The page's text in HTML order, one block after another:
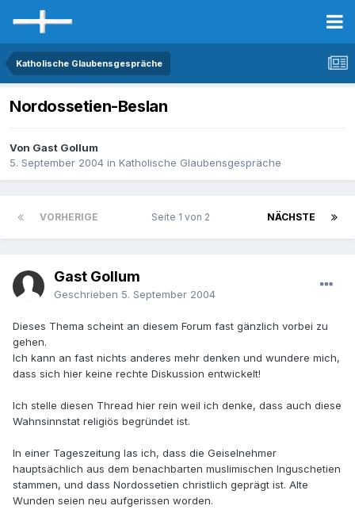
Katholische Glaubensgespräche
Nordossetien-Beslan
Von Gast Gollum
5. September 2004 in Katholische Glaubensgespräche
VORHERIGE NÄCHSTE
Seite 1 von 2
Gast Gollum
Geschrieben 5. September 2004
Dieses Thema scheint an diesem Forum fast gänzlich vorbei zu
gehen.
Ich kann an fast nichts anderes mehr denken und wundere mich,
dass sich hier keine rechte Diskussion entwickelt!
Ich stelle diesen Thread hier rein weil ich denke, dass auch diese
Wahnsinnstat religiös begründet ist.
In einer Tageszeitung las ich, dass die Geiselnehmer
hauptsächlich aus dem benachbarten muslimischen Inguschetien
stammen, und dass Nordossetien christlich geprägt ist. Alte
Wunden seien neu aufgerissen worden.